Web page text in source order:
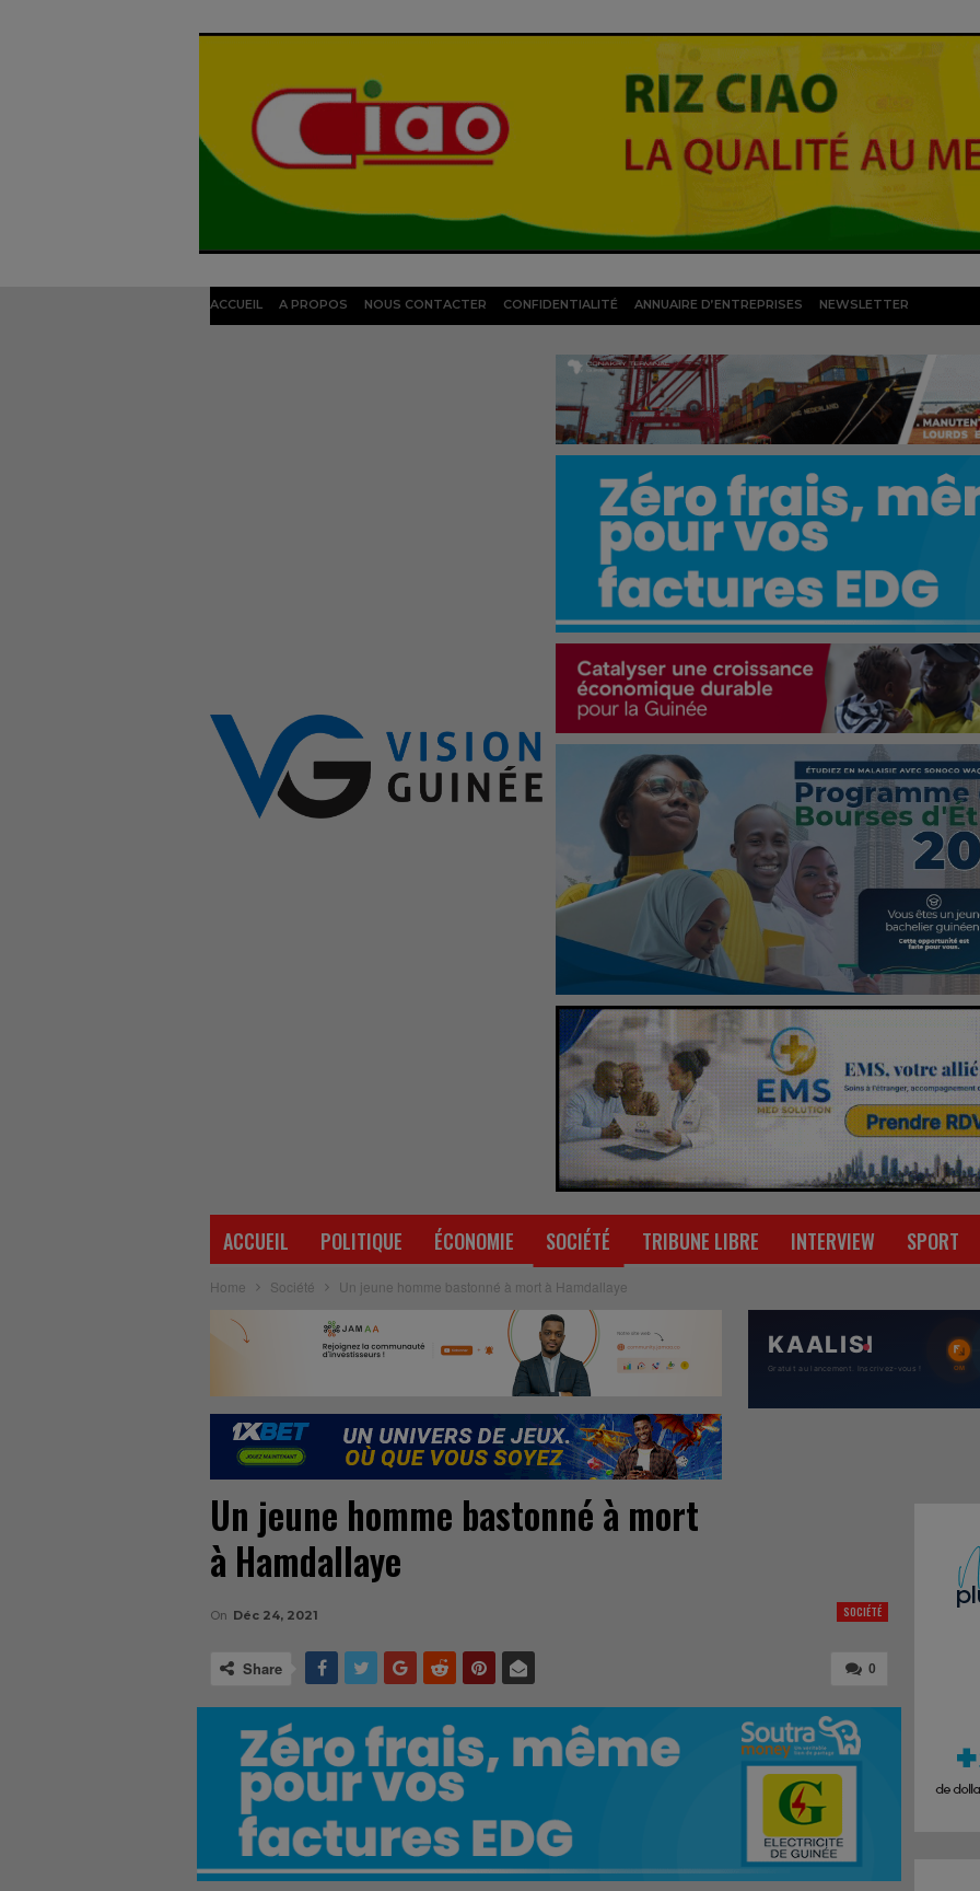
ACCUEIL A PROPOS NOUS CONTACTER CONFIDENTIALITÉ ANNUAIRE D’ENTREPRISES NEWSLETTER
ACCUEIL POLITIQUE ÉCONOMIE SOCIÉTÉ TRIBUNE LIBRE INTERVIEW SPORT
Home Société Un jeune homme bastonné à mort à Hamdallaye
Un jeune homme bastonné à mort
à Hamdallaye
SOCIÉTÉ
On Déc 24, 2021
0
Share